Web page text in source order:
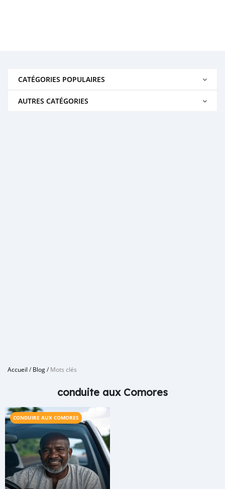
CATÉGORIES POPULAIRES
AUTRES CATÉGORIES
Accueil /Blog/Mots clés
conduite aux Comores
CONDUIRE AUX COMORES